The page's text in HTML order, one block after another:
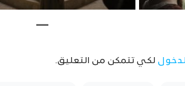
لكي تتمكن من التعليق.